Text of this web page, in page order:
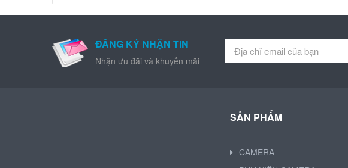
ĐĂNG KÝ NHẬN TIN
Nhận ưu đãi và khuyến mãi
SẢN PHẨM
CAMERA